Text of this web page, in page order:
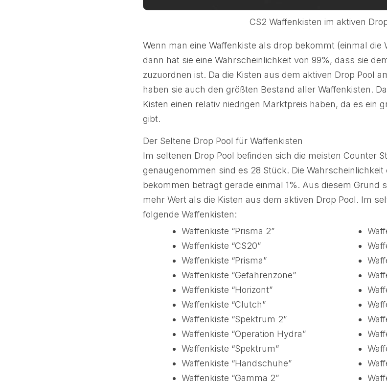
CS2 Waffenkisten im aktiven
Wenn man eine Waffenkiste als drop bekommt (einmal die
dann hat sie eine Wahrscheinlichkeit von 99%, dass sie
zuzuordnen ist. Da die Kisten aus dem aktiven Drop Pool
haben sie auch den größten Bestand aller Waffenkisten.
Kisten einen relativ niedrigen Marktpreis haben, da es ein
gibt.
Der Seltene Drop Pool für Waffenkisten
Im seltenen Drop Pool befinden sich die meisten Counter
genaugenommen sind es 28 Stück. Die Wahrscheinlichkeit
bekommen beträgt gerade einmal 1%. Aus diesem Grund
mehr Wert als die Kisten aus dem aktiven Drop Pool. Im
folgende Waffenkisten:
Waffenkiste “Prisma 2”
Waffenkiste “CS20”
Waffenkiste “Prisma”
Waffenkiste “Gefahrenzone”
Waffenkiste “Horizont”
Waffenkiste “Clutch”
Waffenkiste “Spektrum 2”
Waffenkiste “Operation Hydra”
Waffenkiste “Spektrum”
Waffenkiste “Handschuhe”
Waffenkiste “Gamma 2”